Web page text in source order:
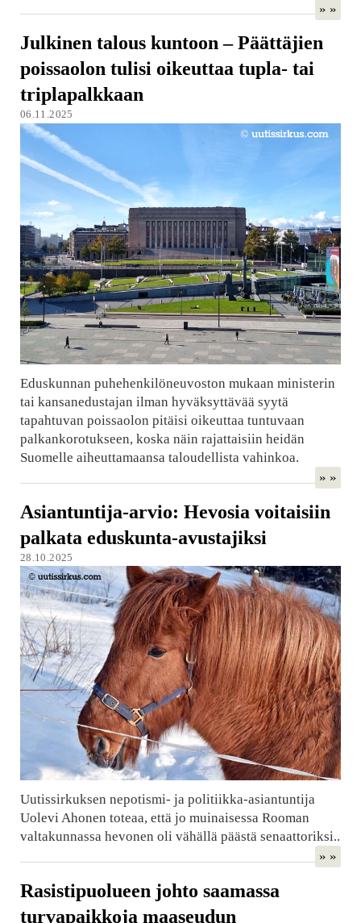
» »
Julkinen talous kuntoon – Päättäjien
poissaolon tulisi oikeuttaa tupla- tai
triplapalkkaan
06.11.2025
Eduskunnan puhehenkilöneuvoston mukaan ministerin
tai kansanedustajan ilman hyväksyttävää syytä
tapahtuvan poissaolon pitäisi oikeuttaa tuntuvaan
palkankorotukseen, koska näin rajattaisiin heidän
Suomelle aiheuttamaansa taloudellista vahinkoa.
» »
Asiantuntija-arvio: Hevosia voitaisiin
palkata eduskunta-avustajiksi
28.10.2025
Uutissirkuksen nepotismi- ja politiikka-asiantuntija
Uolevi Ahonen toteaa, että jo muinaisessa Rooman
valtakunnassa hevonen oli vähällä päästä senaattoriksi..
» »
Rasistipuolueen johto saamassa
turvapaikkoja maaseudun